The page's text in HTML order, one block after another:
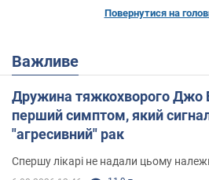
Повернутися на
Важливе
Дружина тяжкохворого Джо
перший симптом, який
"агресивний" рак
Спершу лікарі не надали цьому